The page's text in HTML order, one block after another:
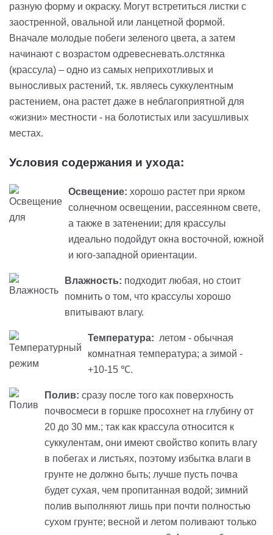
разную форму и окраску. Могут встретиться листки с
заостренной, овальной или ланцетной формой.
Вначале молодые побеги зеленого цвета, а затем
начинают с возрастом одревесневать.олстянка
(крассула) – одно из самых неприхотливых и
выносливых растений, т.к. являесь суккулентным
растением, она растет даже в неблагоприятной для
«жизни» местности - на болотистых или засушливых
местах.
Условия содержания и ухода:
Освещение: хорошо растет при ярком
солнечном освещении, рассеянном свете,
а также в затенении; для крассулы
идеально подойдут окна восточной, южной
и юго-западной ориентации.
Влажность: подходит любая, но стоит
помнить о том, что крассулы хорошо
впитывают влагу.
Температура: летом - обычная
комнатная температура; а зимой -
+10-15 ℃.
Полив: сразу после того как поверхность
почвосмеси в горшке просохнет на глубину от
20 до 30 мм.; так как крассула относится к
суккулентам, они имеют свойство копить влагу
в побегах и листьях, поэтому избытка влаги в
грунте не должно быть; лучше пусть почва
будет сухая, чем пропитанная водой; зимний
полив выполняют лишь при почти полностью
сухом грунте; весной и летом поливают только